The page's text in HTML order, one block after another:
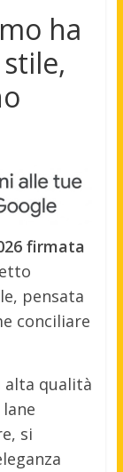
ha
firmata
pensata
conciliare
alta qualità
si